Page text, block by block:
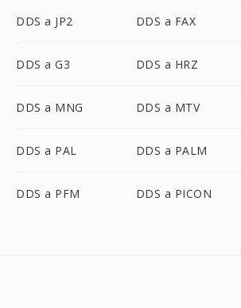
DDS a JP2 DDS a FAX
DDS a G3 DDS a HRZ
DDS a MNG DDS a MTV
DDS a PAL DDS a PALM
DDS a PFM DDS a PICON